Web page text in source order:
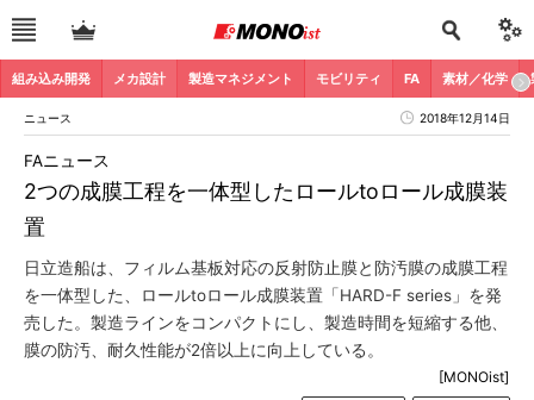
組み込み開発 メカ設計 製造マネジメント モビリティ FA 素材／化学
ニュース 2018年12月14日
2つの成膜工程を一体型したロールtoロール成膜装
置
FAニュース
日立造船は、フィルム基板対応の反射防止膜と防汚膜の成膜工程
を一体型した、ロールtoロール成膜装置「HARD-F series」を発
売した。製造ラインをコンパクトにし、製造時間を短縮する他、
膜の防汚、耐久性能が2倍以上に向上している。
[MONOist]